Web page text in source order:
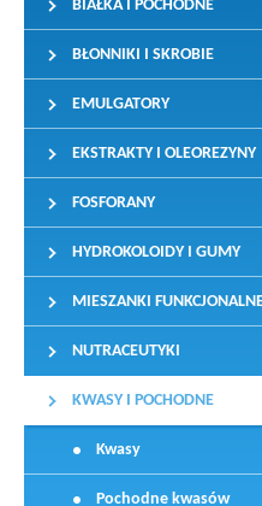
BIAŁKA I POCHODNE
BŁONNIKI I SKROBIE
EMULGATORY
EKSTRAKTY I OLEOREZYNY
FOSFORANY
HYDROKOLOIDY I GUMY
MIESZANKI
NUTRACEUTYKI
KWASY I POCHODNE
Kwasy
Pochodne kwasów